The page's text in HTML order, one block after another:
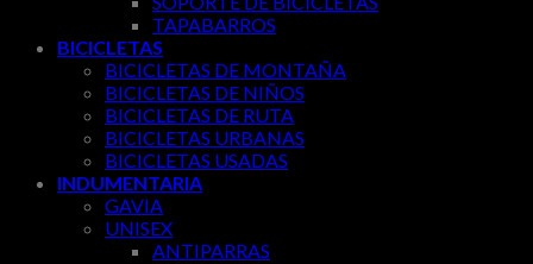
TAPABARROS
BICICLETAS
BICICLETAS DE MONTAÑA
BICICLETAS DE NIÑOS
BICICLETAS DE RUTA
BICICLETAS URBANAS
BICICLETAS USADAS
INDUMENTARIA
GAVIA
UNISEX
ANTIPARRAS